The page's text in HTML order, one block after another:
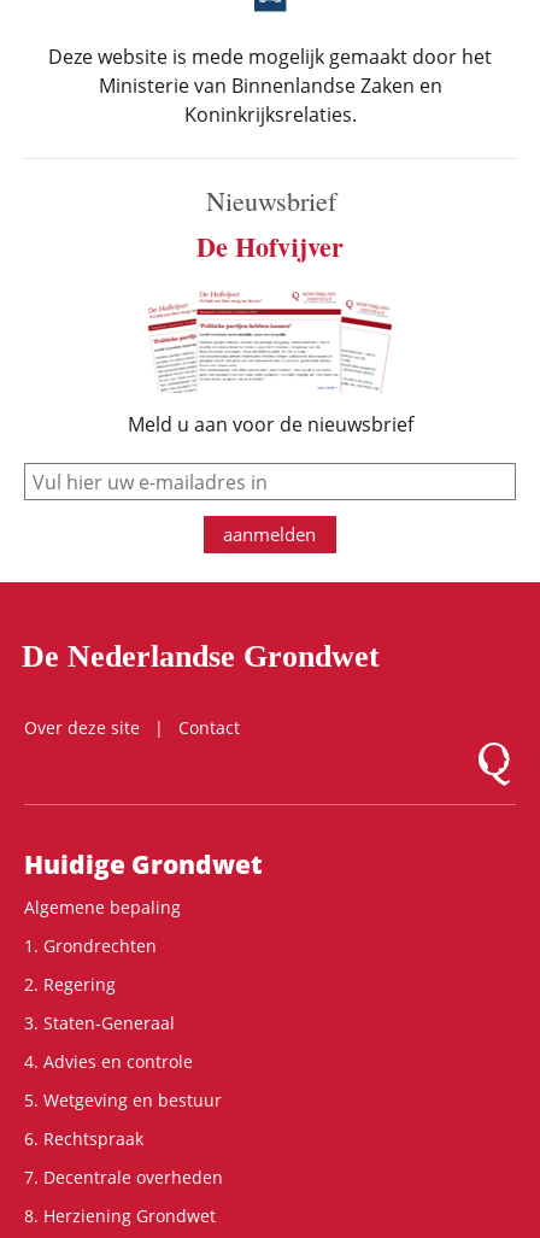
Deze website is mede mogelijk gemaakt door het
Ministerie van Binnenlandse Zaken en
Koninkrijksrelaties.
Nieuwsbrief
De Hofvijver
Meld u aan voor de nieuwsbrief
e-mail
aanmelden
De Nederlandse Grondwet
Over deze site
Contact
Logo
Hoofdnavigatie
Huidige Grondwet
Algemene bepaling
1. Grondrechten
2. Regering
3. Staten-Generaal
4. Advies en controle
5. Wetgeving en bestuur
6. Rechtspraak
7. Decentrale overheden
8. Herziening Grondwet